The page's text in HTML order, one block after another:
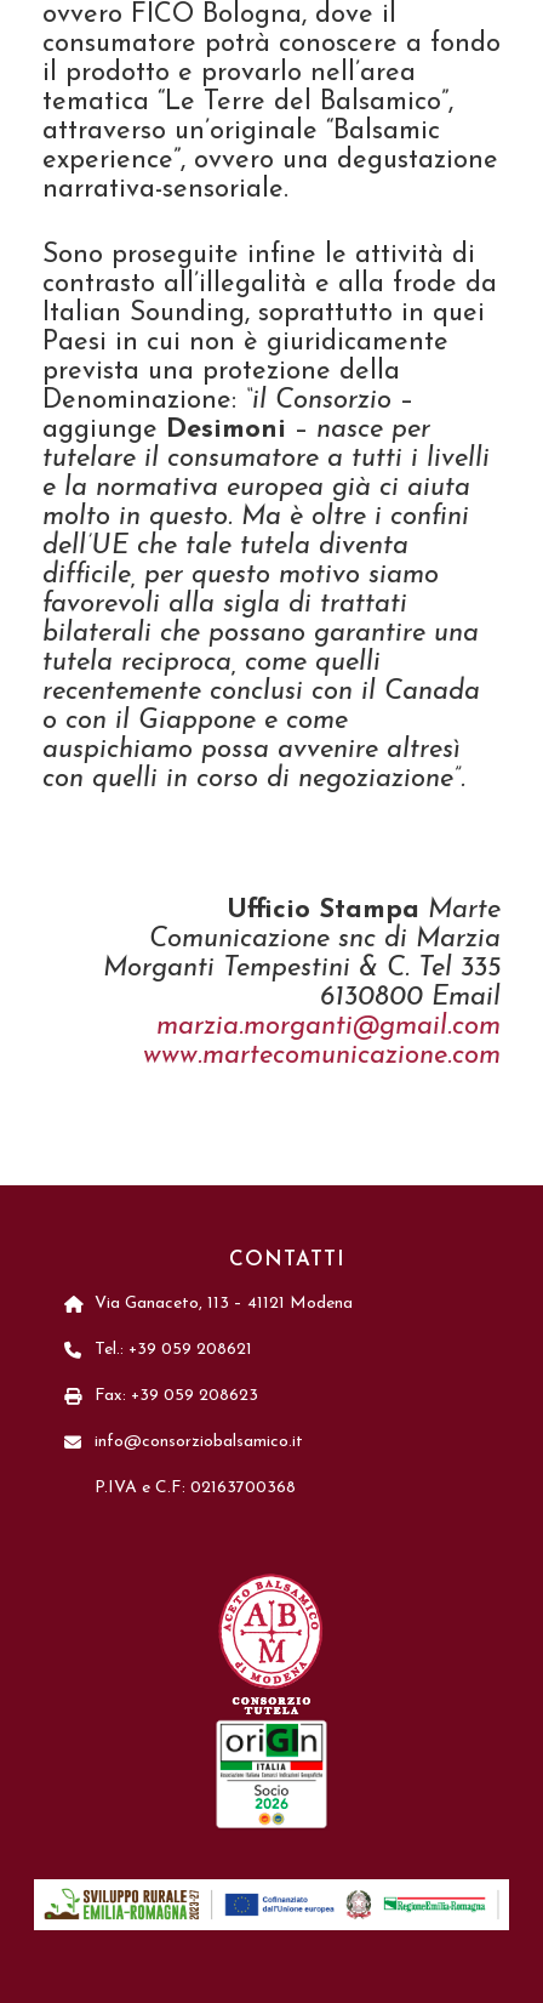
ovvero FICO Bologna, dove il
consumatore potrà conoscere a fondo
il prodotto e provarlo nell’area
tematica “Le Terre del Balsamico”,
attraverso un’originale “Balsamic
experience”, ovvero una degustazione
narrativa-sensoriale.
Sono proseguite infine le attività di
contrasto all’illegalità e alla frode da
Italian Sounding, soprattutto in quei
Paesi in cui non è giuridicamente
prevista una protezione della
Denominazione: “il Consorzio –
aggiunge Desimoni – nasce per
tutelare il consumatore a tutti i livelli
e la normativa europea già ci aiuta
molto in questo. Ma è oltre i confini
dell’UE che tale tutela diventa
difficile, per questo motivo siamo
favorevoli alla sigla di trattati
bilaterali che possano garantire una
tutela reciproca, come quelli
recentemente conclusi con il Canada
o con il Giappone e come
auspichiamo possa avvenire altresì
con quelli in corso di negoziazione”.
Ufficio Stampa Marte
Comunicazione snc di Marzia
Morganti Tempestini & C. Tel 335
6130800 Email
marzia.morganti@gmail.com
www.martecomunicazione.com
CONTATTI
Via Ganaceto, 113 – 41121 Modena
Tel.: +39 059 208621
Fax: +39 059 208623
info@consorziobalsamico.it
P.IVA e C.F: 02163700368